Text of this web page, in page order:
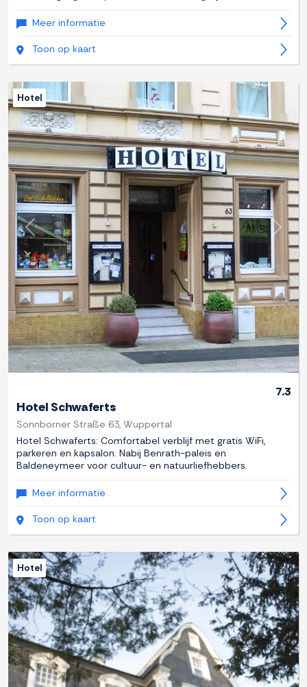
Meer informatie
Toon op kaart
Previous Next
Hotel
7.3
Hotel Schwaferts
Sonnborner Straße 63, Wuppertal
Hotel Schwaferts: Comfortabel verblijf met gratis WiFi,
parkeren en kapsalon. Nabij Benrath-paleis en
Baldeneymeer voor cultuur- en natuurliefhebbers.
Meer informatie
Toon op kaart
Hotel